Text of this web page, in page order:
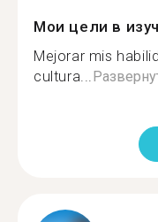
Мои цели в
Mejorar mis
cultura...